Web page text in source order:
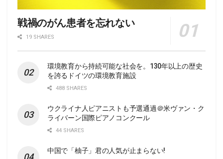
戦禍のがん患者を忘れない
19 SHARES
環境教育から持続可能な社会を。130年以上の歴史
を誇るドイツの環境教育施設
488 SHARES
ウクライナ人ピアニストも予選通過＠米ヴァン・ク
ライバーン国際ピアノコンクール
44 SHARES
中国で「柚子」君の人気が止まらない!